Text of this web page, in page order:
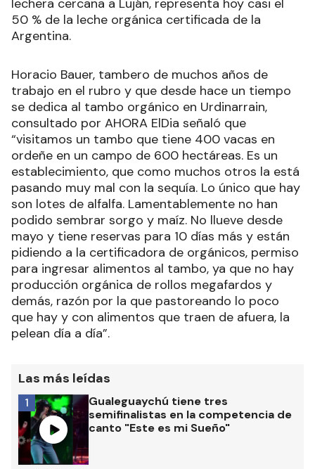
lechera cercana a Luján, representa hoy casi el
50 % de la leche orgánica certificada de la
Argentina.
Horacio Bauer, tambero de muchos años de
trabajo en el rubro y que desde hace un tiempo
se dedica al tambo orgánico en Urdinarrain,
consultado por AHORA ElDia señaló que
“visitamos un tambo que tiene 400 vacas en
ordeñe en un campo de 600 hectáreas. Es un
establecimiento, que como muchos otros la está
pasando muy mal con la sequía. Lo único que hay
son lotes de alfalfa. Lamentablemente no han
podido sembrar sorgo y maíz. No llueve desde
mayo y tiene reservas para 10 días más y están
pidiendo a la certificadora de orgánicos, permiso
para ingresar alimentos al tambo, ya que no hay
producción orgánica de rollos megafardos y
demás, razón por la que pastoreando lo poco
que hay y con alimentos que traen de afuera, la
pelean día a día”.
Las más leídas
Gualeguaychú tiene tres
semifinalistas en la competencia de
canto "Este es mi Sueño"
1